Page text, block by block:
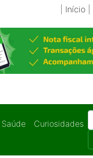
Início|
Saúde
Curiosidades